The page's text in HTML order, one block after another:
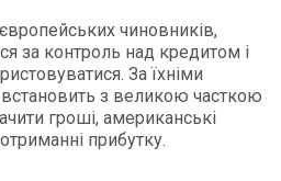
чиновників,
за контроль над кредитом і
За їхніми
з великою часткою
гроші, американські
прибутку.